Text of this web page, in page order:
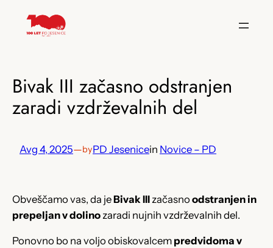
Preskoči
Bivak III začasno odstranjen
zaradi vzdrževalnih del
Avg 4, 2025—byPD Jesenicein Novice – PD
Obveščamo vas, da jeBivak III začasno odstranjen in
prepeljan v dolino zaradi nujnih vzdrževalnih del.
Ponovno bo na voljo obiskovalcem predvidoma v